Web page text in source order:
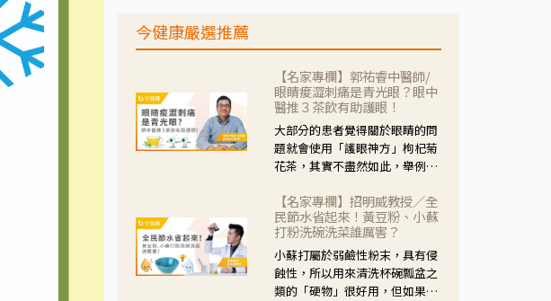
生活挑戰。
今健康嚴選推薦
【名家專欄】郭祐睿中醫師/
眼睛痠澀刺痛是青光眼？眼中
醫推３茶飲有助護眼！
大部分的患者覺得關於眼睛的問
題就會使用「護眼神方」枸杞菊
花茶，其實不盡然如此，舉例來
紅、眼睛痛、眼屎多而且顏色
黃，當然就可以使用枸杞菊花
茶，但是枸杞的劑量要少，菊花
的劑量要多；若是有以上症狀以
外，眼睛還會有灼熱感，眼屎多
到會「牽絲」，也就是水樣分泌
【名家專欄】招明威教授／全
民節水省起來！黃豆粉、小蘇
打粉洗碗洗菜誰厲害？
小蘇打屬於弱鹼性粉末，具有侵
蝕性，所以用來清洗杯碗瓢盆之
類的「硬物」很好用，但如果用